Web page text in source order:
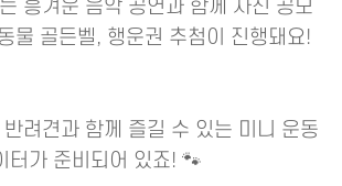
흥겨운 음악 공연과 함께 사진 공모
물 골든벨, 행운권 추첨이 진행돼요!
반려견과 함께 즐길 수 있는 미니 운동
터가 준비되어 있죠! 🐾